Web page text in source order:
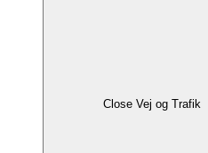
Close Vej og Trafik